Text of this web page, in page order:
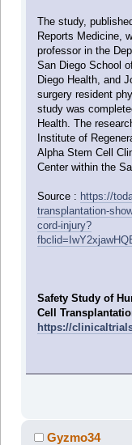
The study,
Reports Medicine,
professor in the
San Diego School
Diego Health, and
surgery resident
study was
Health. The
Institute of
Alpha Stem Cell
Center within the
Source : https://
transplantation-
cord-injury?
Safety Study of
Cell
https://
Gyzmo34